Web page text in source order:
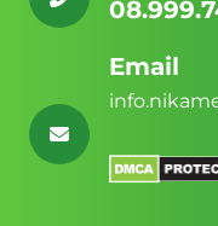
(First
Sự khác biệt
Theme chuẩn
Một giao diện
nghiệp sẽ được
Email